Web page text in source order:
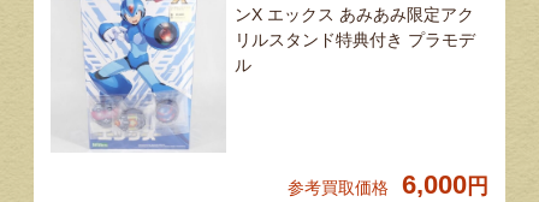
ンX エックス あみあみ限定アク
リルスタンド特典付き プラモデ
ル
参考買取価格 6,000 円